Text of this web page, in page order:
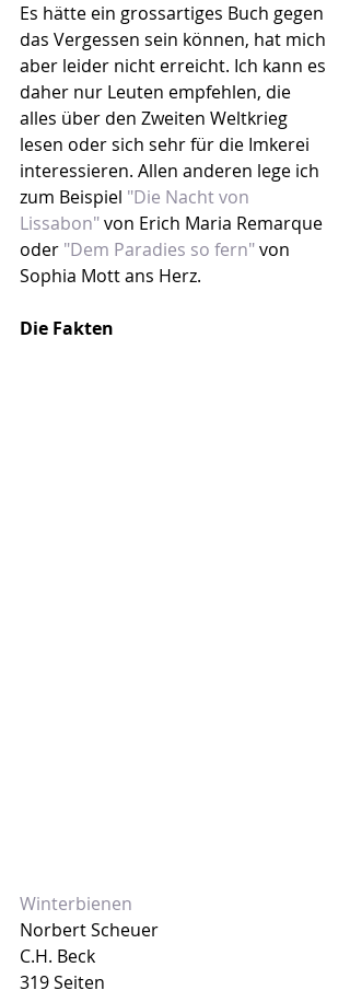
Es hätte ein grossartiges Buch gegen
das Vergessen sein können, hat mich
aber leider nicht erreicht. Ich kann es
daher nur Leuten empfehlen, die
alles über den Zweiten Weltkrieg
lesen oder sich sehr für die Imkerei
interessieren. Allen anderen lege ich
zum Beispiel "Die Nacht von
Lissabon" von Erich Maria Remarque
oder "Dem Paradies so fern" von
Sophia Mott ans Herz.
Die Fakten
Winterbienen
Norbert Scheuer
C.H. Beck
319 Seiten